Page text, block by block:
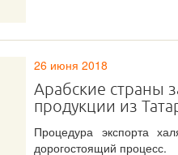
26 июня 2018
Арабские страны
продукции из
Процедура экспорта
дорогостоящий процесс.